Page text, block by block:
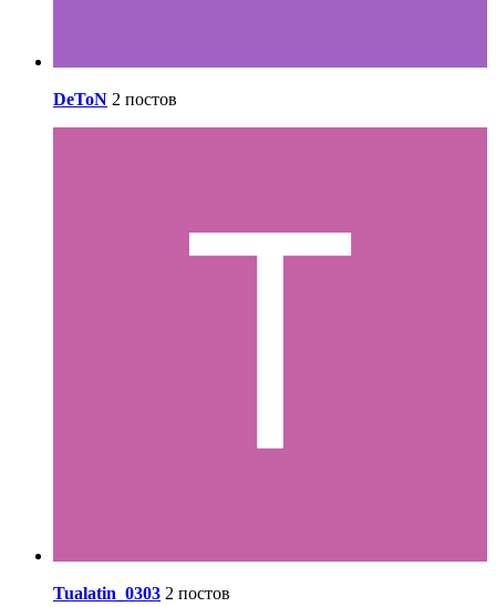
DeToN 2 постов
Tualatin_0303 2 постов